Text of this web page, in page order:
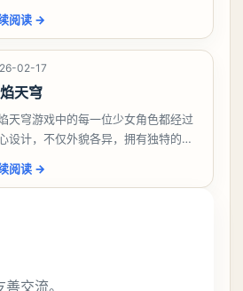
些火柴人来战斗，自由的搭配技能连
战斗，华丽
阅读 →
02-17
天穹
天穹游戏中的每一位少女角色都经过
设计，不仅外貌各异，拥有独特的服
玩家可以根据自己的喜好和游戏需
阅读 →
交流。